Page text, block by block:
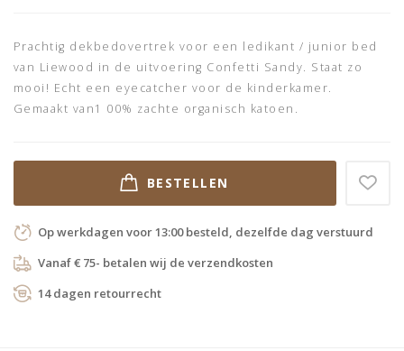
Prachtig dekbedovertrek voor een ledikant / junior bed
van Liewood in de uitvoering Confetti Sandy. Staat zo
mooi! Echt een eyecatcher voor de kinderkamer.
Gemaakt van1 00% zachte organisch katoen.
BESTELLEN
Op werkdagen voor 13:00 besteld, dezelfde dag verstuurd
Vanaf € 75- betalen wij de verzendkosten
14 dagen retourrecht